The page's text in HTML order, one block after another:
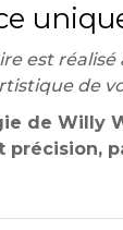
est
de
de Willy
précision,